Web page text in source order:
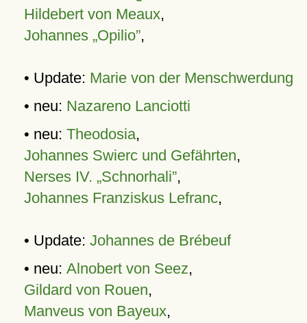
Hildebert von Meaux,
Johannes „Opilio”,
• Update: Marie von der Menschwerdung
• neu: Nazareno Lanciotti
• neu: Theodosia,
Johannes Swierc und Gefährten,
Nerses IV. „Schnorhali”,
Johannes Franziskus Lefranc,
• Update: Johannes de Brébeuf
• neu: Alnobert von Seez,
Gildard von Rouen,
Manveus von Bayeux,